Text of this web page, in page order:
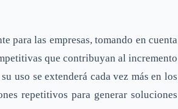
para las empresas, tomando en cuenta
que contribuyan al incremento
uso se extenderá cada vez más en los
repetitivos para generar soluciones